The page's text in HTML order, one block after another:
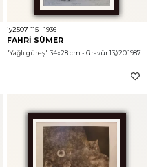
iy2507-115 - 1936
FAHRİ SÜMER
"Yağlı güreş" 34x28 cm - Gravür 13//20 1987